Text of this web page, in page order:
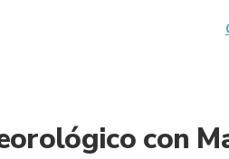
con